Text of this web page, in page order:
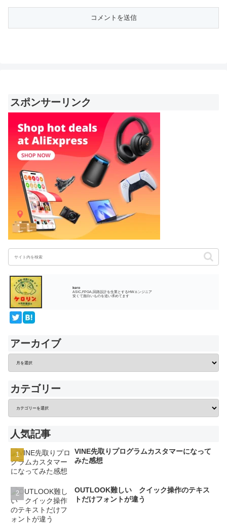
スポンサーリンク
kero
ASIC,FPGA,回路設計を生業とするHWエンジニア
安くて面白いものを追い求めてます
アーカイブ
カテゴリー
人気記事
VINE先取りプログラムカスタマーになって
みた感想
OUTLOOK難しい クイック操作のテキス
トだけフォントが違う